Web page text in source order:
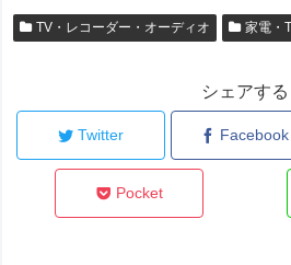
TV・レコーダー・オーディオ 家電・
シェアする
Twitter Facebook
Pocket